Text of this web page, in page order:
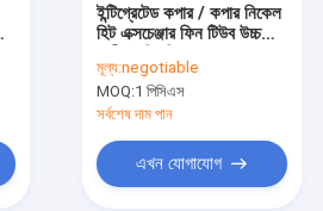
ইন্টিগ্রেটেড কপার / কপার নিকেল
হিট এক্সচেঞ্জার ফিন টিউব উচ্চ
মূল্য:negotiable
MOQ:1 পিসিএস
সর্বশেষ দাম পান
এখন যোগাযোগ